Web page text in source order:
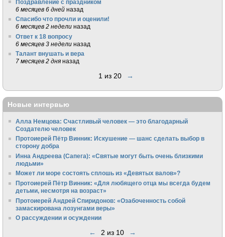
Поздравление с праздником
6 месяцев 6 дней назад
Спасибо что прочли и оценили!
6 месяцев 2 недели назад
Ответ к 18 вопросу
6 месяцев 3 недели назад
Талант внушать и вера
7 месяцев 2 дня назад
1 из 20 →
Новые интервью
Алла Немцова: Счастливый человек — это благодарный
Создателю человек
Протоиерей Пётр Винник: Искушение — шанс сделать выбор в
сторону добра
Инна Андреева (Сапега): «Святые могут быть очень близкими
людьми»
Может ли море состоять сплошь из «Девятых валов»?
Протоиерей Пётр Винник: «Для любящего отца мы всегда будем
детьми, несмотря на возраст»
Протоиерей Андрей Спиридонов: «Озабоченность собой
замаскирована лозунгами веры»
О рассуждении и осуждении
← 2 из 10 →